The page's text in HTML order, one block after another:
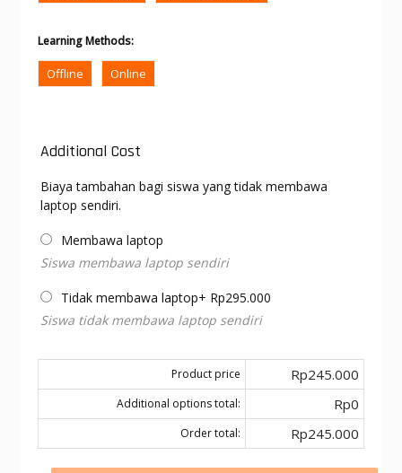
Learning Methods:
Offline Online
Additional Cost
Biaya tambahan bagi siswa yang tidak membawa
laptop sendiri.
Membawa laptop
Siswa membawa laptop sendiri
Tidak membawa laptop+ Rp295.000
Siswa tidak membawa laptop sendiri
Product price Rp245.000
Additional options total: Rp0
Order total: Rp245.000